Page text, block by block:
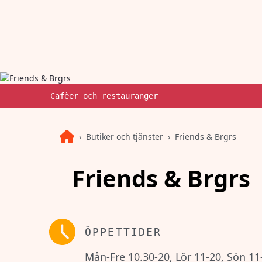
Cafèer och restauranger
Butiker och tjänster Friends & Brgrs
Friends & Brgrs
ÖPPETTIDER
Mån-Fre 10.30-20, Lör 11-20, Sön